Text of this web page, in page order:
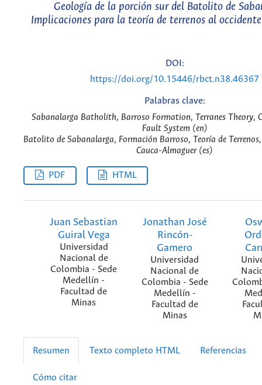
Geología de la porción sur del Batolito de
Implicaciones para la teoría de terrenos al
DOI:
https://doi.org/10.15446/rbct.n38.46367
Palabras clave:
Sabanalarga Batholith, Barroso Formation, Terranes Theory,
Fault System (en)
Batolito de Sabanalarga, Formación Barroso, Teoría de
Cauca-Almaguer (es)
PDF HTML
Juan Sebastian
Guiral Vega
Universidad
Nacional de
Colombia - Sede
Medellín -
Facultad de
Minas
Jonathan José
Rincón-
Gamero
Universidad
Nacional de
Colombia - Sede
Medellín -
Facultad de
Minas
Resumen Texto completo HTML Referencias
Cómo citar